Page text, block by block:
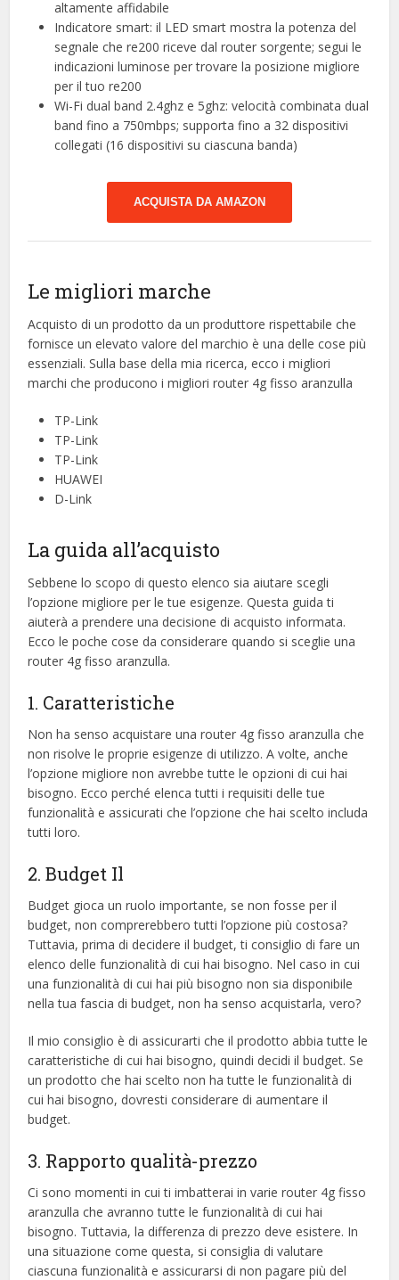
altamente affidabile
Indicatore smart: il LED smart mostra la potenza del
segnale che re200 riceve dal router sorgente; segui le
indicazioni luminose per trovare la posizione migliore
per il tuo re200
Wi-Fi dual band 2.4ghz e 5ghz: velocità combinata dual
band fino a 750mbps; supporta fino a 32 dispositivi
collegati (16 dispositivi su ciascuna banda)
ACQUISTA DA AMAZON
Le migliori marche
Acquisto di un prodotto da un produttore rispettabile che
fornisce un elevato valore del marchio è una delle cose più
essenziali. Sulla base della mia ricerca, ecco i migliori
marchi che producono i migliori router 4g fisso aranzulla
TP-Link
TP-Link
TP-Link
HUAWEI
D-Link
La guida all’acquisto
Sebbene lo scopo di questo elenco sia aiutare scegli
l’opzione migliore per le tue esigenze. Questa guida ti
aiuterà a prendere una decisione di acquisto informata.
Ecco le poche cose da considerare quando si sceglie una
router 4g fisso aranzulla.
1. Caratteristiche
Non ha senso acquistare una router 4g fisso aranzulla che
non risolve le proprie esigenze di utilizzo. A volte, anche
l’opzione migliore non avrebbe tutte le opzioni di cui hai
bisogno. Ecco perché elenca tutti i requisiti delle tue
funzionalità e assicurati che l’opzione che hai scelto includa
tutti loro.
2. Budget Il
Budget gioca un ruolo importante, se non fosse per il
budget, non comprerebbero tutti l’opzione più costosa?
Tuttavia, prima di decidere il budget, ti consiglio di fare un
elenco delle funzionalità di cui hai bisogno. Nel caso in cui
una funzionalità di cui hai più bisogno non sia disponibile
nella tua fascia di budget, non ha senso acquistarla, vero?
Il mio consiglio è di assicurarti che il prodotto abbia tutte le
caratteristiche di cui hai bisogno, quindi decidi il budget. Se
un prodotto che hai scelto non ha tutte le funzionalità di
cui hai bisogno, dovresti considerare di aumentare il
budget.
3. Rapporto qualità-prezzo
Ci sono momenti in cui ti imbatterai in varie router 4g fisso
aranzulla che avranno tutte le funzionalità di cui hai
bisogno. Tuttavia, la differenza di prezzo deve esistere. In
una situazione come questa, si consiglia di valutare
ciascuna funzionalità e assicurarsi di non pagare più del